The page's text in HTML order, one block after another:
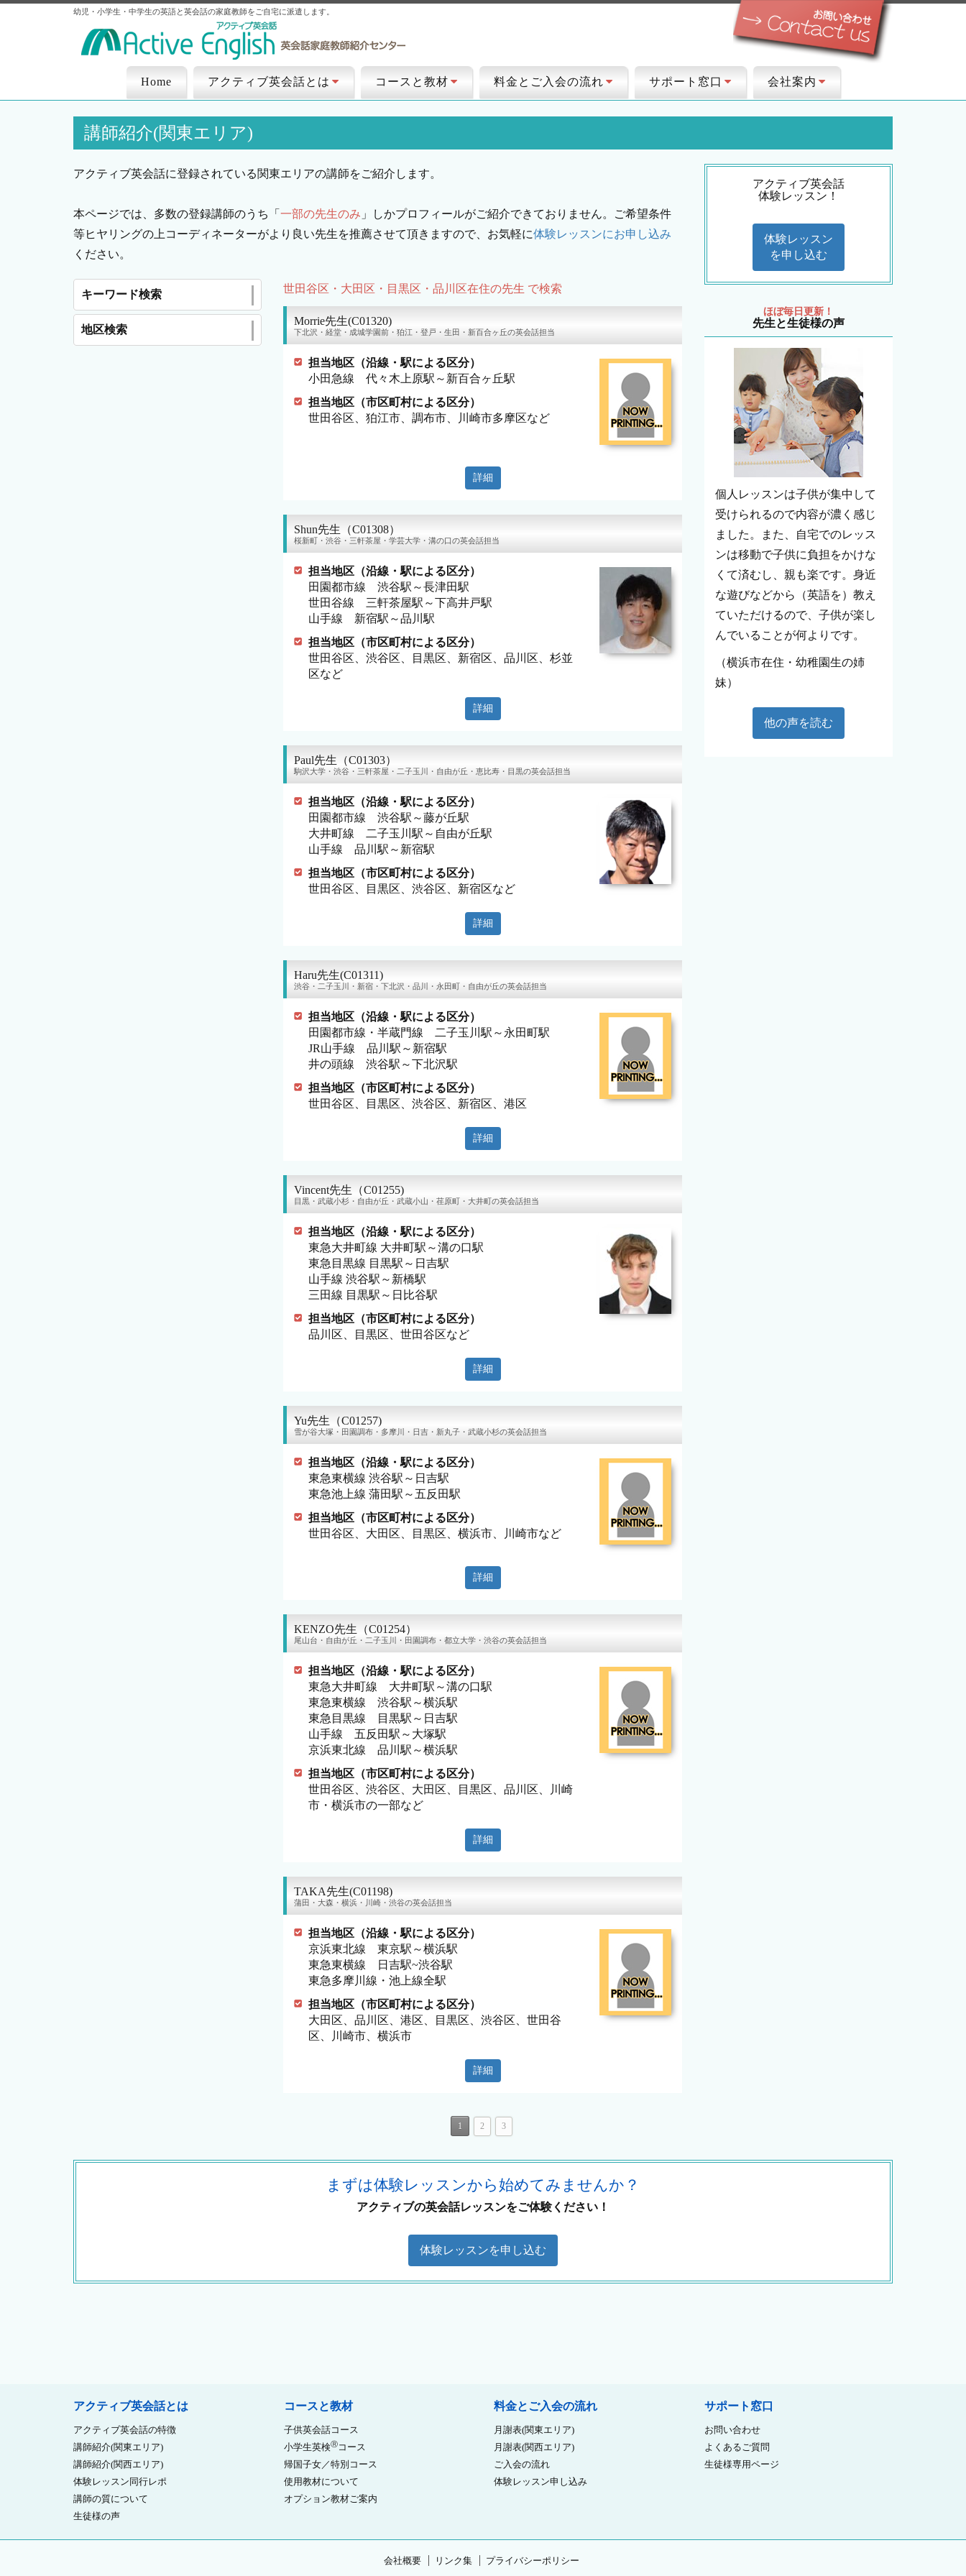
幼児・小学生・中学生の英語と英会話の家庭教師をご自宅に派遣します。
Home アクティブ英会話とは コースと教材 料金とご入会の流れ サポート窓口 会社案内
講師紹介(関東エリア)
アクティブ英会話に登録されている関東エリアの講師をご紹介します。
本ページでは、多数の登録講師のうち「 一部の先生のみ 」しかプロフィールがご紹介できておりません。ご希望条件
等ヒヤリングの上コーディネーターがより良い先生を推薦させて頂きますので、お気軽に体験レッスンにお申し込み
ください。
世田谷区・大田区・目黒区・品川区在住の先生 で検索
Morrie先生(C01320)
下北沢・経堂・成城学園前・狛江・登戸・生田・新百合ヶ丘の英会話担当
担当地区（沿線・駅による区分）
小田急線 代々木上原駅～新百合ヶ丘駅
担当地区（市区町村による区分）
世田谷区、狛江市、調布市、川崎市多摩区など
詳細
Shun先生（C01308）
桜新町・渋谷・三軒茶屋・学芸大学・溝の口の英会話担当
担当地区（沿線・駅による区分）
田園都市線 渋谷駅～長津田駅
世田谷線 三軒茶屋駅～下高井戸駅
山手線 新宿駅～品川駅
担当地区（市区町村による区分）
世田谷区、渋谷区、目黒区、新宿区、品川区、杉並
区など
詳細
Paul先生（C01303）
駒沢大学・渋谷・三軒茶屋・二子玉川・自由が丘・恵比寿・目黒の英会話担当
担当地区（沿線・駅による区分）
田園都市線 渋谷駅～藤が丘駅
大井町線 二子玉川駅～自由が丘駅
山手線 品川駅～新宿駅
担当地区（市区町村による区分）
世田谷区、目黒区、渋谷区、新宿区など
詳細
Haru先生(C01311)
渋谷・二子玉川・新宿・下北沢・品川・永田町・自由が丘の英会話担当
担当地区（沿線・駅による区分）
田園都市線・半蔵門線 二子玉川駅～永田町駅
JR山手線 品川駅～新宿駅
井の頭線 渋谷駅～下北沢駅
担当地区（市区町村による区分）
世田谷区、目黒区、渋谷区、新宿区、港区
詳細
Vincent先生（C01255)
目黒・武蔵小杉・自由が丘・武蔵小山・荏原町・大井町の英会話担当
担当地区（沿線・駅による区分）
東急大井町線 大井町駅～溝の口駅
東急目黒線 目黒駅～日吉駅
山手線 渋谷駅～新橋駅
三田線 目黒駅～日比谷駅
担当地区（市区町村による区分）
品川区、目黒区、世田谷区など
詳細
Yu先生（C01257)
雪が谷大塚・田園調布・多摩川・日吉・新丸子・武蔵小杉の英会話担当
担当地区（沿線・駅による区分）
東急東横線 渋谷駅～日吉駅
東急池上線 蒲田駅～五反田駅
担当地区（市区町村による区分）
世田谷区、大田区、目黒区、横浜市、川崎市など
詳細
KENZO先生（C01254）
尾山台・自由が丘・二子玉川・田園調布・都立大学・渋谷の英会話担当
担当地区（沿線・駅による区分）
東急大井町線 大井町駅～溝の口駅
東急東横線 渋谷駅～横浜駅
東急目黒線 目黒駅～日吉駅
山手線 五反田駅～大塚駅
京浜東北線 品川駅～横浜駅
担当地区（市区町村による区分）
世田谷区、渋谷区、大田区、目黒区、品川区、川崎
市・横浜市の一部など
詳細
TAKA先生(C01198)
蒲田・大森・横浜・川崎・渋谷の英会話担当
担当地区（沿線・駅による区分）
京浜東北線 東京駅～横浜駅
東急東横線 日吉駅~渋谷駅
東急多摩川線・池上線全駅
担当地区（市区町村による区分）
大田区、品川区、港区、目黒区、渋谷区、世田谷
区、川崎市、横浜市
詳細
1 2 3
キーワード検索
地区検索
アクティブ英会話
体験レッスン！
体験レッスン
を申し込む
ほぼ毎日更新！
先生と生徒様の声
個人レッスンは子供が集中して
受けられるので内容が濃く感じ
ました。また、自宅でのレッス
ンは移動で子供に負担をかけな
くて済むし、親も楽です。身近
な遊びなどから（英語を）教え
ていただけるので、子供が楽し
んでいることが何よりです。
（横浜市在住・幼稚園生の姉
妹）
他の声を読む
まずは体験レッスンから始めてみませんか？
アクティブの英会話レッスンをご体験ください！
体験レッスンを申し込む
アクティブ英会話とは
アクティブ英会話の特徴
講師紹介(関東エリア)
講師紹介(関西エリア)
体験レッスン同行レポ
講師の質について
生徒様の声
コースと教材
子供英会話コース
小学生英検Ⓡコース
帰国子女／特別コース
使用教材について
オプション教材ご案内
料金とご入会の流れ
月謝表(関東エリア)
月謝表(関西エリア)
ご入会の流れ
体験レッスン申し込み
サポート窓口
お問い合わせ
よくあるご質問
生徒様専用ページ
会社概要 リンク集 プライバシーポリシー